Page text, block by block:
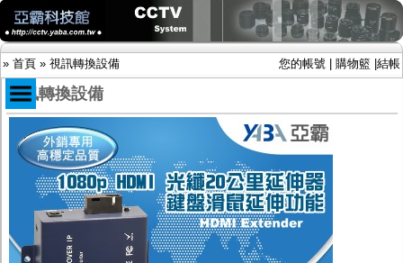
» 首頁 » 視訊轉換設備 您的帳號 購物籃 結帳
商品目錄
限時促銷特惠專案
IP網路攝影機及錄放影機
AHD DVR數位錄放影機
AHD半球型(適用屋內)
AHD中小型紅外線攝影機(適用騎樓、室內外)
AHD防護罩型攝影機(適用屋外，紅外線照射
視訊轉換設備